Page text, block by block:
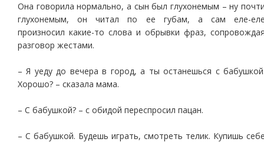
Она говорила нормально, а сын был глухонемым – ну
глухонемым, он читал по ее губам, а сам еле-
произносил какие-то слова и обрывки фраз,
разговор жестами.
– Я уеду до вечера в город, а ты останешься с
Хорошо? – сказала мама.
– С бабушкой? – с обидой переспросил пацан.
– С бабушкой. Будешь играть, смотреть телик. Купишь